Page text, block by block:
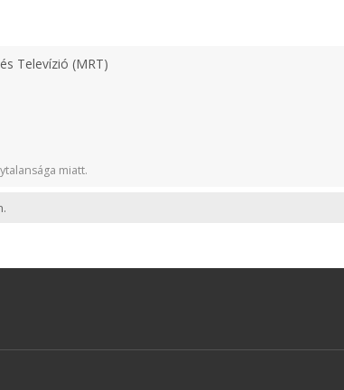
Televízió (MRT)
miatt.